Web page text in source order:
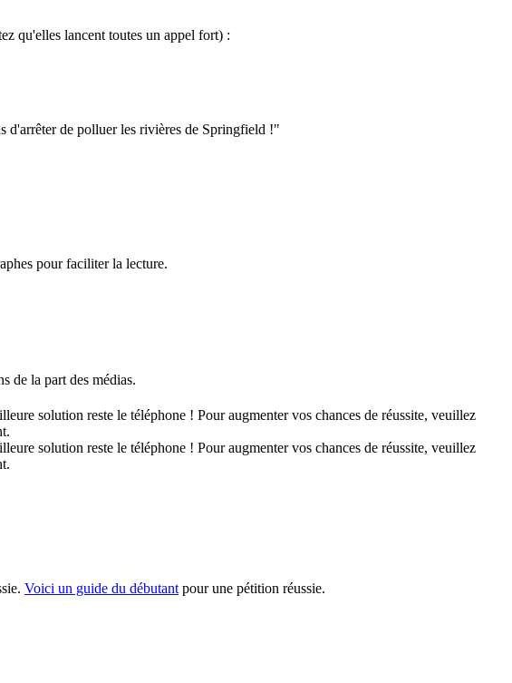
qu'elles lancent toutes un appel fort) :
d'arrêter de polluer les rivières de Springfield !"
pour faciliter la lecture.
de la part des médias.
solution reste le téléphone ! Pour augmenter vos chances de réussite, veuillez
solution reste le téléphone ! Pour augmenter vos chances de réussite, veuillez
Voici un guide du débutant pour une pétition réussie.